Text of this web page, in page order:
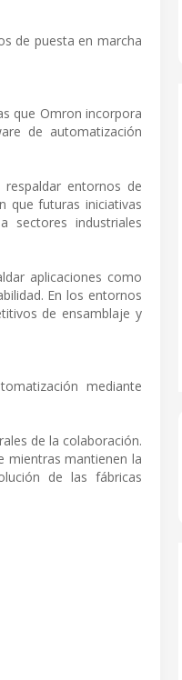
de puesta en marcha
que Omron incorpora
de automatización
entornos de
que futuras iniciativas
sectores industriales
aplicaciones como
En los entornos
de ensamblaje y
mediante
de la colaboración.
mientras mantienen la
de las fábricas